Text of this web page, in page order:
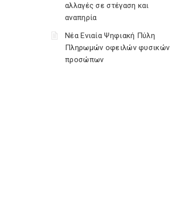
αλλαγές σε στέγαση και
αναπηρία
Νέα Ενιαία Ψηφιακή Πύλη
Πληρωμών οφειλών φυσικών
προσώπων